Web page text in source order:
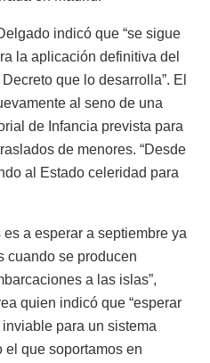
indicó que “se sigue
la aplicación definitiva del
que lo desarrolla”. El
al seno de una
de Infancia prevista para
de menores. “Desde
al Estado celeridad para
a esperar a septiembre ya
cuando se producen
a las islas”,
quien indicó que “esperar
para un sistema
el que soportamos en